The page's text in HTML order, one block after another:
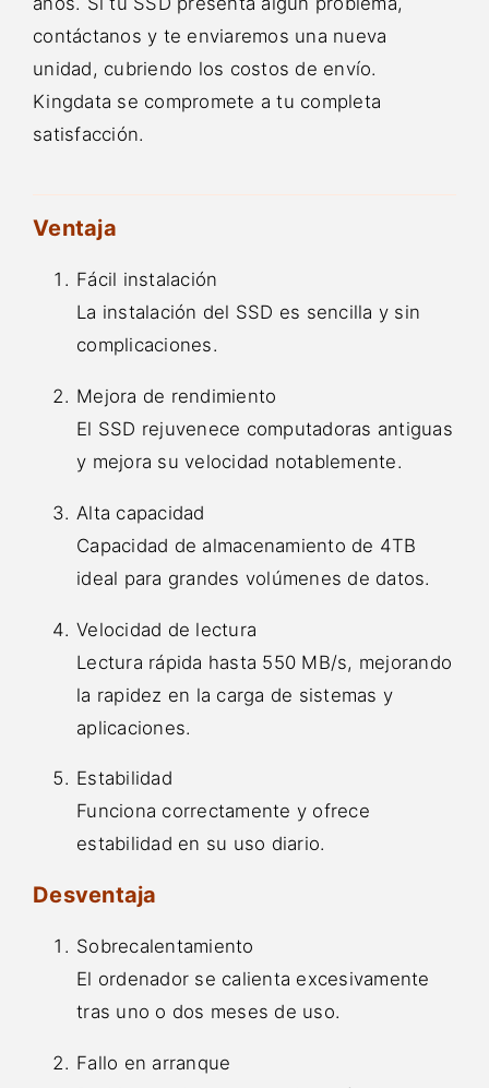
contáctanos y te enviaremos una nueva
unidad, cubriendo los costos de envío.
Kingdata se compromete a tu completa
satisfacción.
Ventaja
Fácil instalación
La instalación del SSD es sencilla y sin
complicaciones.
Mejora de rendimiento
El SSD rejuvenece computadoras antiguas
y mejora su velocidad notablemente.
Alta capacidad
Capacidad de almacenamiento de 4TB
ideal para grandes volúmenes de datos.
Velocidad de lectura
Lectura rápida hasta 550 MB/s, mejorando
la rapidez en la carga de sistemas y
aplicaciones.
Estabilidad
Funciona correctamente y ofrece
estabilidad en su uso diario.
Desventaja
Sobrecalentamiento
El ordenador se calienta excesivamente
tras uno o dos meses de uso.
Fallo en arranque